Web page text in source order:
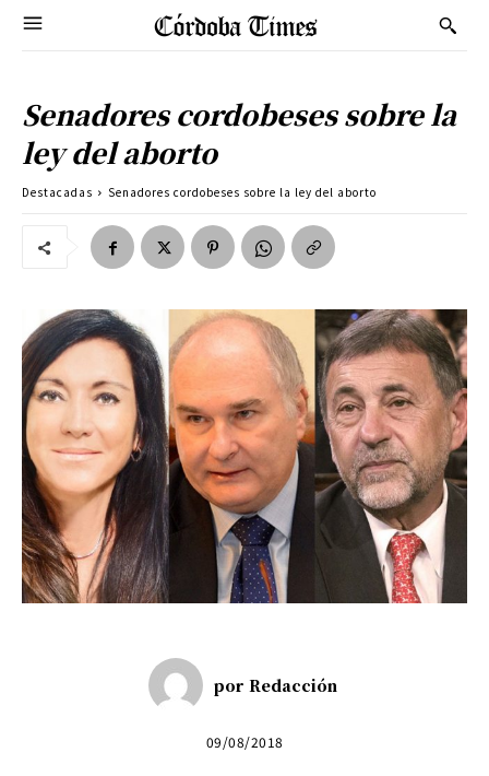
Senadores cordobeses sobre la
ley del aborto
Destacadas Senadores cordobeses sobre la ley del aborto
por Redacción
09/08/2018